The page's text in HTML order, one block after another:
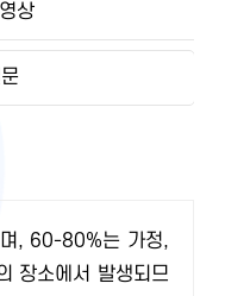
상
며, 60-80%는 가정,
장소에서 발생되므